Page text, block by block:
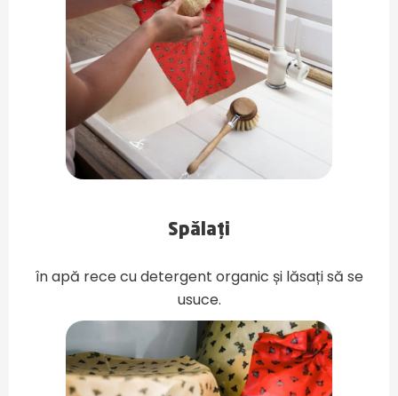
Spălați
în apă rece cu detergent organic și lăsați să se
usuce.